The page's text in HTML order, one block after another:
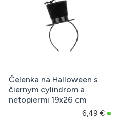
Čelenka na Halloween s
čiernym cylindrom a
netopiermi 19x26 cm
6,49 €